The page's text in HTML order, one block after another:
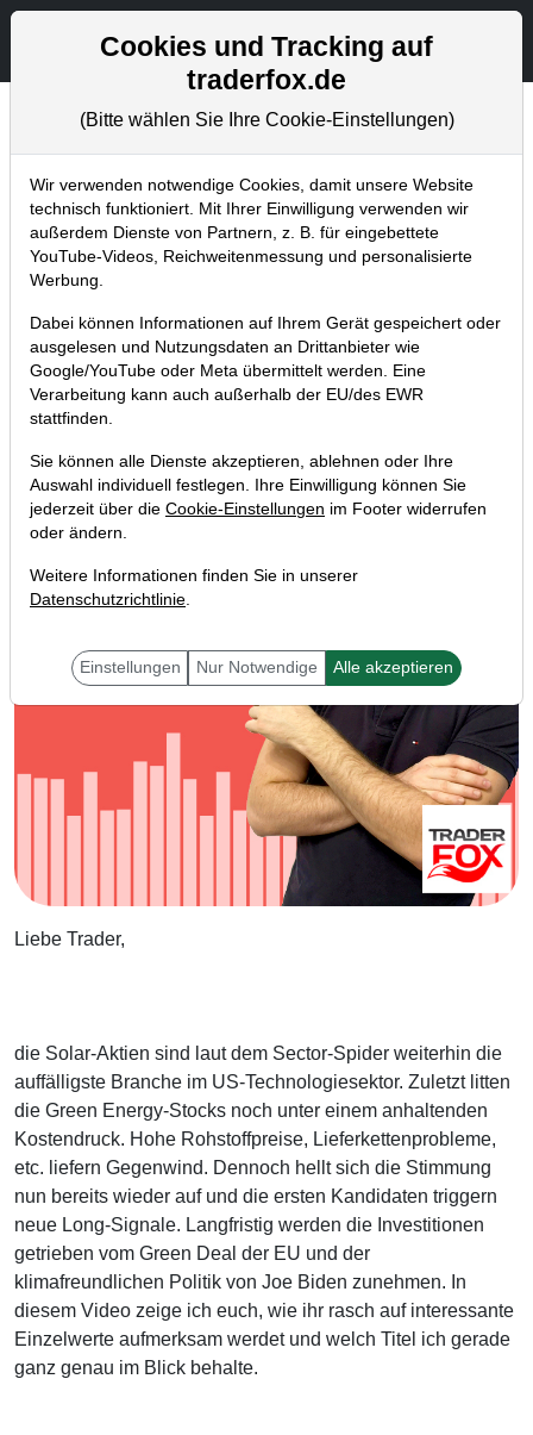
Aktien- und Artikelsuche
Trader-Blog
Home Blog Trader-Blog
Solar-Stocks - Der stärkste
Branchentrend im US-
Technologiesektor!
10.02.2022 um 11:58 Uhr |A. Zehetner
Liebe Trader,
die Solar-Aktien sind laut dem Sector-Spider weiterhin die
auffälligste Branche im US-Technologiesektor. Zuletzt litten
die Green Energy-Stocks noch unter einem anhaltenden
Kostendruck. Hohe Rohstoffpreise, Lieferkettenprobleme,
etc. liefern Gegenwind. Dennoch hellt sich die Stimmung
nun bereits wieder auf und die ersten Kandidaten triggern
neue Long-Signale. Langfristig werden die Investitionen
getrieben vom Green Deal der EU und der
klimafreundlichen Politik von Joe Biden zunehmen. In
diesem Video zeige ich euch, wie ihr rasch auf interessante
Einzelwerte aufmerksam werdet und welch Titel ich gerade
ganz genau im Blick behalte.
Cookies und Tracking auf
traderfox.de
(Bitte wählen Sie Ihre Cookie-Einstellungen)
Wir verwenden notwendige Cookies, damit unsere Website
technisch funktioniert. Mit Ihrer Einwilligung verwenden wir
außerdem Dienste von Partnern, z. B. für eingebettete
YouTube-Videos, Reichweitenmessung und personalisierte
Werbung.
Dabei können Informationen auf Ihrem Gerät gespeichert oder
ausgelesen und Nutzungsdaten an Drittanbieter wie
Google/YouTube oder Meta übermittelt werden. Eine
Verarbeitung kann auch außerhalb der EU/des EWR
stattfinden.
Sie können alle Dienste akzeptieren, ablehnen oder Ihre
Auswahl individuell festlegen. Ihre Einwilligung können Sie
jederzeit über die Cookie-Einstellungen im Footer widerrufen
oder ändern.
Weitere Informationen finden Sie in unserer
Datenschutzrichtlinie.
Einstellungen Nur Notwendige Alle akzeptieren